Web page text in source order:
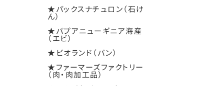
★パックスナチュロン（石け
ん）
★パプアニューギニア海産
（エビ）
★ビオランド（パン）
★ファーマーズファクトリー
（肉・肉加工品）